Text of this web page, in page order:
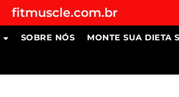
fitmuscle.com.br
SOBRE NÓS MONTE SUA DIETA